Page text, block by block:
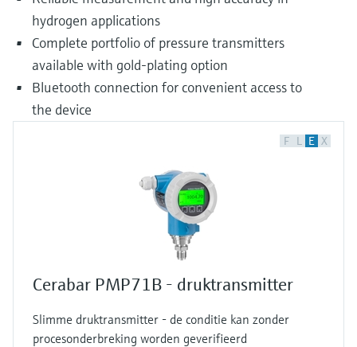
hydrogen applications
Complete portfolio of pressure transmitters
available with gold-plating option
Bluetooth connection for convenient access to
the device
F L E X
Cerabar PMP71B - druktransmitter
Slimme druktransmitter - de conditie kan zonder
procesonderbreking worden geverifieerd